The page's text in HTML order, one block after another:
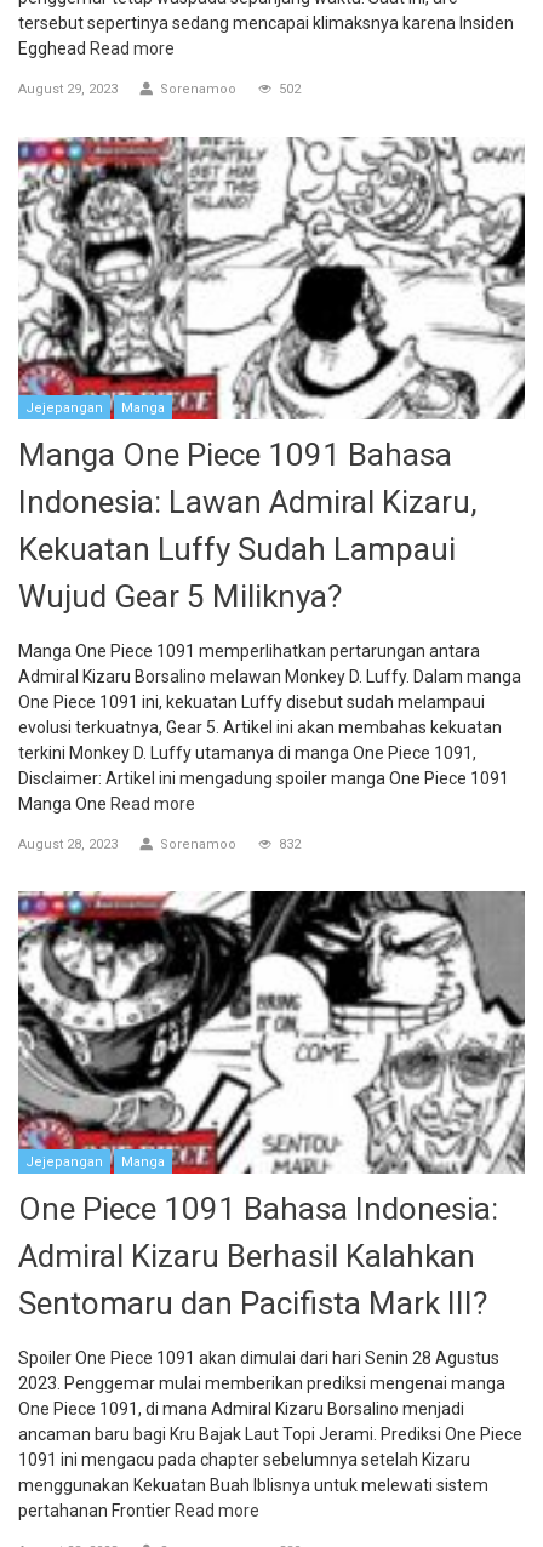
tersebut sepertinya sedang mencapai klimaksnya karena Insiden
Egghead Read more
August 29, 2023 Sorenamoo 502
Jejepangan Manga
Manga One Piece 1091 Bahasa
Indonesia: Lawan Admiral Kizaru,
Kekuatan Luffy Sudah Lampaui
Wujud Gear 5 Miliknya?
Manga One Piece 1091 memperlihatkan pertarungan antara
Admiral Kizaru Borsalino melawan Monkey D. Luffy. Dalam manga
One Piece 1091 ini, kekuatan Luffy disebut sudah melampaui
evolusi terkuatnya, Gear 5. Artikel ini akan membahas kekuatan
terkini Monkey D. Luffy utamanya di manga One Piece 1091,
Disclaimer: Artikel ini mengadung spoiler manga One Piece 1091
Manga One Read more
August 28, 2023 Sorenamoo 832
Jejepangan Manga
One Piece 1091 Bahasa Indonesia:
Admiral Kizaru Berhasil Kalahkan
Sentomaru dan Pacifista Mark III?
Spoiler One Piece 1091 akan dimulai dari hari Senin 28 Agustus
2023. Penggemar mulai memberikan prediksi mengenai manga
One Piece 1091, di mana Admiral Kizaru Borsalino menjadi
ancaman baru bagi Kru Bajak Laut Topi Jerami. Prediksi One Piece
1091 ini mengacu pada chapter sebelumnya setelah Kizaru
menggunakan Kekuatan Buah Iblisnya untuk melewati sistem
pertahanan Frontier Read more